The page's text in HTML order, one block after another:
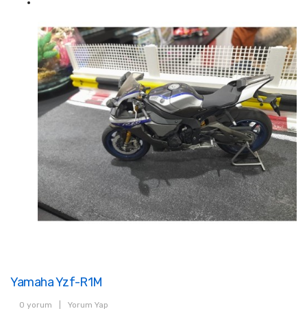
Yamaha Yzf-R1M
0 yorum Yorum Yap